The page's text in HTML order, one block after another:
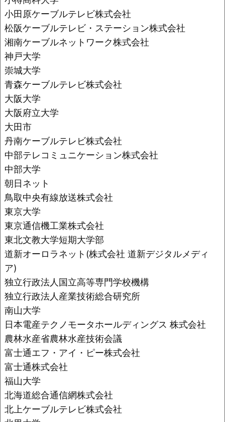
小田原ケーブルテレビ株式会社
松阪ケーブルテレビ・ステーション株式会社
湘南ケーブルネットワーク株式会社
神戸大学
崇城大学
青森ケーブルテレビ株式会社
大阪大学
大阪府立大学
大田市
丹南ケーブルテレビ株式会社
中部テレコミュニケーション株式会社
中部大学
朝日ネット
鳥取中央有線放送株式会社
東京大学
東京通信機工業株式会社
東北文教大学短期大学部
道新オーロラネット(株式会社 道新デジタルメディ
ア)
独立行政法人国立高等専門学校機構
独立行政法人産業技術総合研究所
南山大学
日本電産テクノモータホールディングス 株式会社
農林水産省農林水産技術会議
富士通エフ・アイ・ピー株式会社
富士通株式会社
福山大学
北海道総合通信網株式会社
北上ケーブルテレビ株式会社